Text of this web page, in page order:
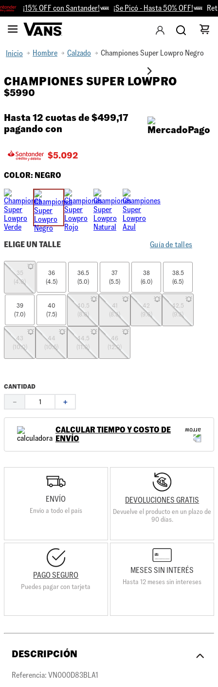
¡15% OFF con Santander! ¡Se Picó - Hasta 50% OFF!
Hombre Calzado Championes Super Lowpro Negro
CHAMPIONES SUPER LOWPRO
$5990
Hasta 12 cuotas de$499,17
pagando con
$5.092
COLOR: NEGRO
ELIGE UN TALLE Guía de talles
35
(4.0)
36
(4.5)
36.5
(5.0)
37
(5.5)
38
(6.0)
38.5
(6.5)
39
(7.0)
40
(7.5)
40.5
(8.0)
41
(8.5)
42
(9.0)
42.5
(9.5)
43
(10.0)
44
(10.5)
44.5
(11.0)
46
(12.0)
CANTIDAD
＋
－
CALCULAR TIEMPO Y COSTO DE
ENVÍO
ENVÍO
Envio a todo el país
DEVOLUCIONES GRATIS
Devuelve el producto en un plazo de
90 días.
PAGO SEGURO
Puedes pagar con tarjeta
MESES SIN INTERÉS
Hasta 12 meses sin intereses
DESCRIPCIÓN
Referencia: VN000D83BLA1